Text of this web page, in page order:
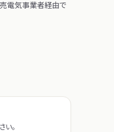
電気事業者経由で
い。